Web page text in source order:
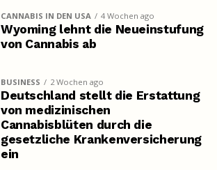
CANNABIS IN DEN USA 4 Wochen ago
Wyoming lehnt die Neueinstufung
von Cannabis ab
BUSINESS 2 Wochen ago
Deutschland stellt die Erstattung
von medizinischen
Cannabisblüten durch die
gesetzliche Krankenversicherung
ein